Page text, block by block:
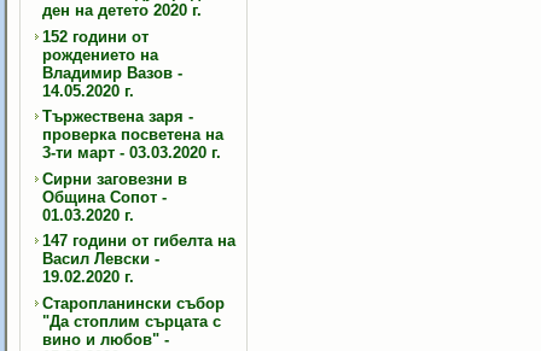
ден на детето 2020 г.
152 години от
рождението на
Владимир Вазов -
14.05.2020 г.
Тържествена заря -
проверка посветена на
3-ти март - 03.03.2020 г.
Сирни заговезни в
Община Сопот -
01.03.2020 г.
147 години от гибелта на
Васил Левски -
19.02.2020 г.
Старопланински събор
"Да стоплим сърцата с
вино и любов" -